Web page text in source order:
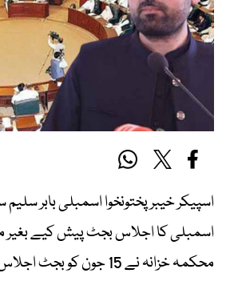
اسپیکر خیبر پختونخوا اسمبلی بابر
اسمبلی کا اجلاس بجٹ پیش کیے بغیر
محکمہ خزانہ نے 15 جون کو